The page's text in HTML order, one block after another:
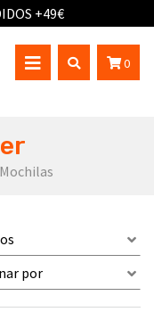
+49€
0
Mochilas
por